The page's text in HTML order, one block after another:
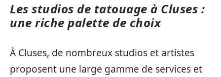
Les studios de tatouage à Cluses :
une riche palette de choix
À Cluses, de nombreux studios et artistes
proposent une large gamme de services et